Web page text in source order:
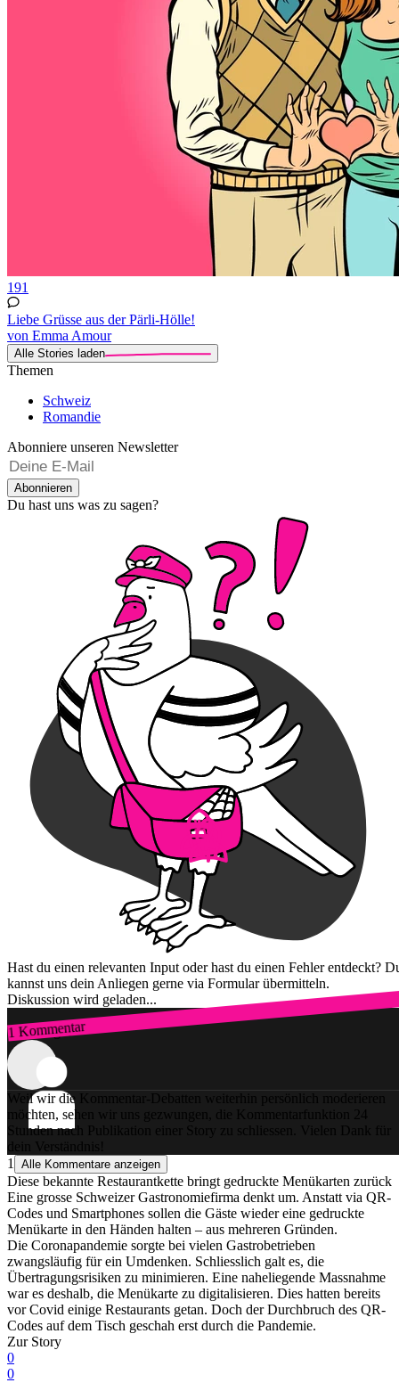
191
Liebe Grüsse aus der Pärli-Hölle!
von Emma Amour
Alle Stories laden
Themen
Schweiz
Romandie
Abonniere unseren Newsletter
Abonnieren
Du hast uns was zu sagen?
Hast du einen relevanten Input oder hast du einen Fehler entdeckt?
kannst uns dein Anliegen gerne via Formular übermitteln.
Diskussion wird geladen...
1 Kommentar
Zum Login
Weil wir die Kommentar-Debatten weiterhin persönlich moderieren
möchten, sehen wir uns gezwungen, die Kommentarfunktion 24
Stunden nach Publikation einer Story zu schliessen. Vielen Dank für
dein Verständnis!
1
Alle Kommentare anzeigen
Diese bekannte Restaurantkette bringt gedruckte Menükarten zurück
Eine grosse Schweizer Gastronomiefirma denkt um. Anstatt via QR-
Codes und Smartphones sollen die Gäste wieder eine gedruckte
Menükarte in den Händen halten – aus mehreren Gründen.
Die Coronapandemie sorgte bei vielen Gastrobetrieben
zwangsläufig für ein Umdenken. Schliesslich galt es, die
Übertragungsrisiken zu minimieren. Eine naheliegende Massnahme
war es deshalb, die Menükarte zu digitalisieren. Dies hatten bereits
vor Covid einige Restaurants getan. Doch der Durchbruch des QR-
Codes auf dem Tisch geschah erst durch die Pandemie.
Zur Story
0
0